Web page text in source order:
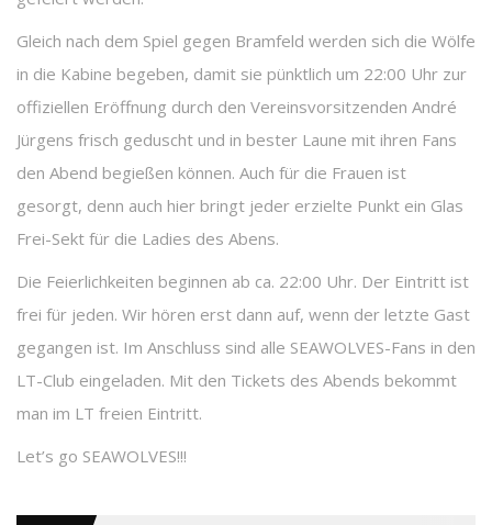
Gleich nach dem Spiel gegen Bramfeld werden sich die Wölfe
in die Kabine begeben, damit sie pünktlich um 22:00 Uhr zur
offiziellen Eröffnung durch den Vereinsvorsitzenden André
Jürgens frisch geduscht und in bester Laune mit ihren Fans
den Abend begießen können. Auch für die Frauen ist
gesorgt, denn auch hier bringt jeder erzielte Punkt ein Glas
Frei-Sekt für die Ladies des Abens.
Die Feierlichkeiten beginnen ab ca. 22:00 Uhr. Der Eintritt ist
frei für jeden. Wir hören erst dann auf, wenn der letzte Gast
gegangen ist. Im Anschluss sind alle SEAWOLVES-Fans in den
LT-Club eingeladen. Mit den Tickets des Abends bekommt
man im LT freien Eintritt.
Let’s go SEAWOLVES!!!